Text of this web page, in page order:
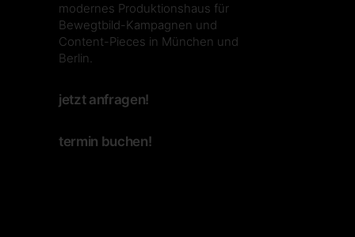
modernes Produktionshaus für
Bewegtbild-Kampagnen und
Content-Pieces in München und
Berlin.
jetzt anfragen!
termin buchen!